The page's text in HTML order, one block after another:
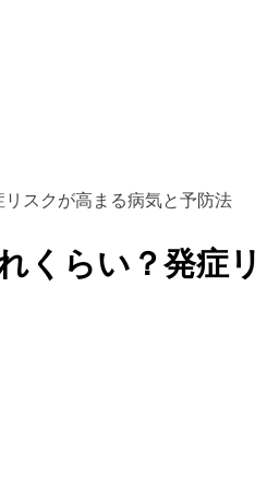
スクが高まる病気と予防法
くらい？発症